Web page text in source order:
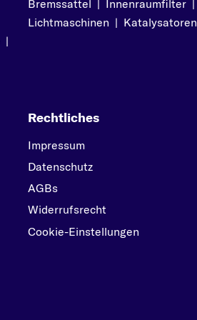
|
Bremssattel | Innenraumfilter |
Lichtmaschinen | Katalysatoren
Rechtliches
Impressum
Datenschutz
AGBs
Widerrufsrecht
Cookie-Einstellungen